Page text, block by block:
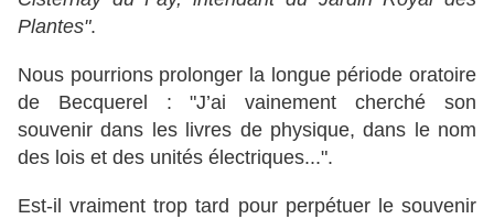
Plantes".
Nous pourrions prolonger la longue période oratoire
de Becquerel : "J’ai vainement cherché son
souvenir dans les livres de physique, dans le nom
des lois et des unités électriques...".
Est-il vraiment trop tard pour perpétuer le souvenir